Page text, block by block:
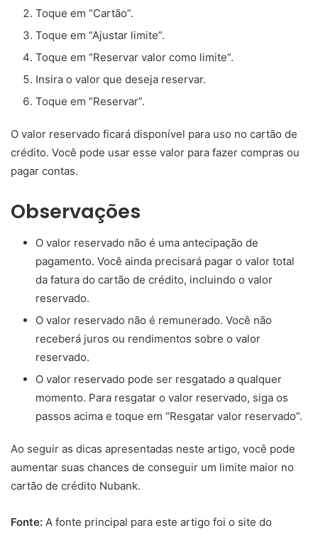
Toque em “Cartão”.
Toque em “Ajustar limite”.
Toque em “Reservar valor como limite”.
Insira o valor que deseja reservar.
Toque em “Reservar”.
O valor reservado ficará disponível para uso no cartão de
crédito. Você pode usar esse valor para fazer compras ou
pagar contas.
Observações
O valor reservado não é uma antecipação de
pagamento. Você ainda precisará pagar o valor total
da fatura do cartão de crédito, incluindo o valor
reservado.
O valor reservado não é remunerado. Você não
receberá juros ou rendimentos sobre o valor
reservado.
O valor reservado pode ser resgatado a qualquer
momento. Para resgatar o valor reservado, siga os
passos acima e toque em “Resgatar valor reservado”.
Ao seguir as dicas apresentadas neste artigo, você pode
aumentar suas chances de conseguir um limite maior no
cartão de crédito Nubank.
Fonte: A fonte principal para este artigo foi o site do